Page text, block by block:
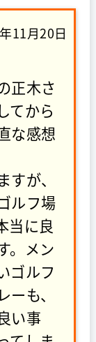
11月20日
正木さ
てから
な感想
が、
ルフ場
当に良
。メン
ゴルフ
も、
い事